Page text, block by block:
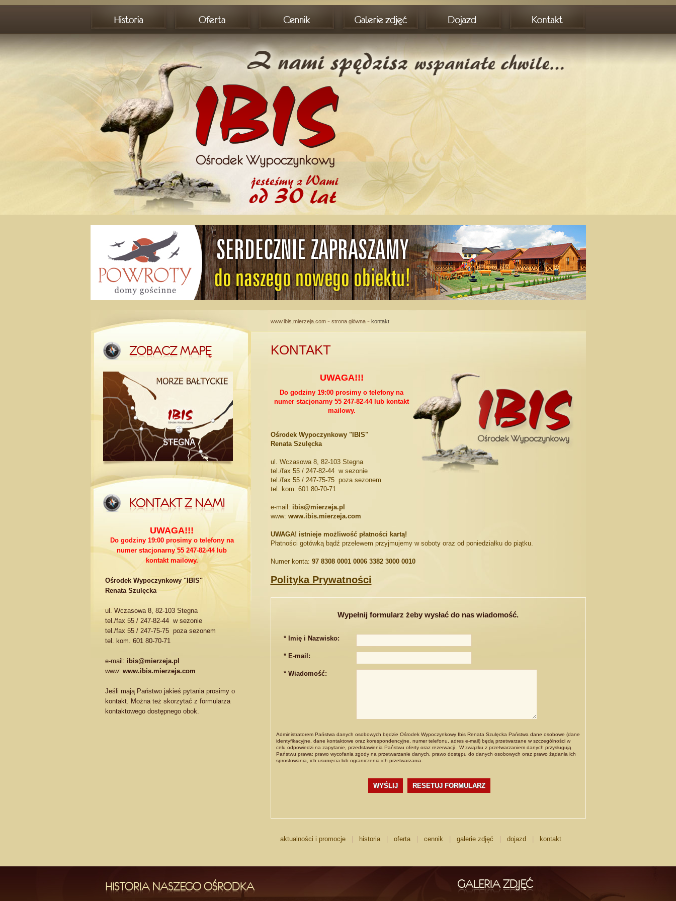
UWAGA!!!
Do godziny 19:00 prosimy o telefony na
numer stacjonarny 55 247-82-44 lub
kontakt mailowy.
Ośrodek Wypoczynkowy "IBIS"
Renata Szulęcka
ul. Wczasowa 8, 82-103 Stegna
tel./fax 55 / 247-82-44 w sezonie
tel./fax 55 / 247-75-75 poza sezonem
tel. kom. 601 80-70-71
e-mail: ibis@mierzeja.pl
www: www.ibis.mierzeja.com
Jeśli mają Państwo jakieś pytania prosimy o
kontakt. Można też skorzytać z formularza
kontaktowego dostępnego obok.
www.ibis.mierzeja.com - strona główna -kontakt
KONTAKT
UWAGA!!!
Do godziny 19:00 prosimy o telefony na
numer stacjonarny 55 247-82-44 lub kontakt
mailowy.
Ośrodek Wypoczynkowy "IBIS"
Renata Szulęcka
ul. Wczasowa 8, 82-103 Stegna
tel./fax 55 / 247-82-44 w sezonie
tel./fax 55 / 247-75-75 poza sezonem
tel. kom. 601 80-70-71
e-mail: ibis@mierzeja.pl
www: www.ibis.mierzeja.com
UWAGA! istnieje możliwość płatności kartą!
Płatności gotówką bądź przelewem przyjmujemy w soboty oraz od poniedziałku do piątku.
Numer konta: 97 8308 0001 0006 3382 3000 0010
Polityka Prywatności
Wypełnij formularz żeby wysłać do nas wiadomość.
* Imię i Nazwisko:
* E-mail:
* Wiadomość:
Administratorem Państwa danych osobowych będzie Ośrodek Wypoczynkowy Ibis Renata Szulęcka Państwa dane osobowe (dane
identyfikacyjne, dane kontaktowe oraz korespondencyjne, numer telefonu, adres e-mail) będą przetwarzane w szczególności w
celu odpowiedzi na zapytanie, przedstawienia Państwu oferty oraz rezerwacji . W związku z przetwarzaniem danych przysługują
Państwu prawa: prawo wycofania zgody na przetwarzanie danych, prawo dostępu do danych osobowych oraz prawo żądania ich
sprostowania, ich usunięcia lub ograniczenia ich przetwarzania.
WYŚLIJ
aktualności i promocje historia oferta cennik galerie zdjęć dojazd kontakt